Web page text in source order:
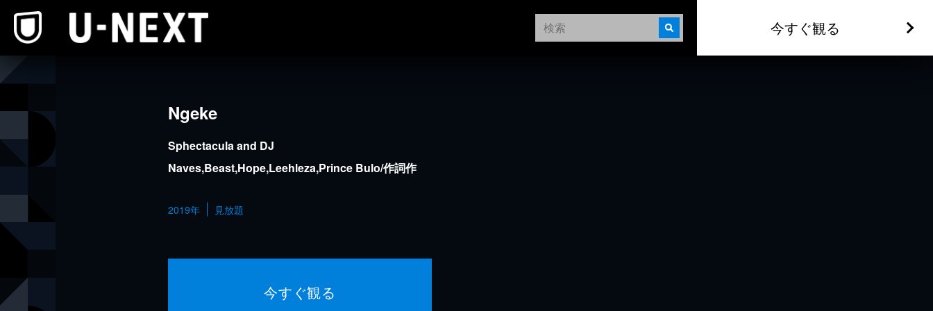
今すぐ観る
Ngeke
Sphectacula and DJ
Naves,Beast,Hope,Leehleza,Prince Bulo/作詞作
2019年 見放題
今すぐ観る